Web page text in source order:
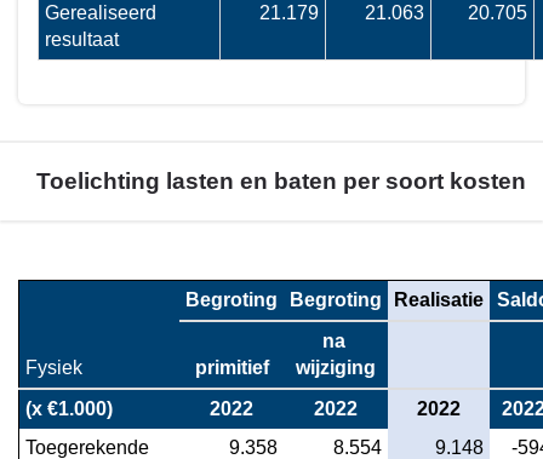
Gerealiseerd
resultaat
21.179 21.063 20.705
Toelichting lasten en baten per soort kosten
naar
Financieel
overzicht
Programma
Fysiek
Begroting Begroting Realisatie
primitief
na
wijziging
(x €1.000)
2022 2022 2022
Toegerekende
9.358 8.554 9.148 -